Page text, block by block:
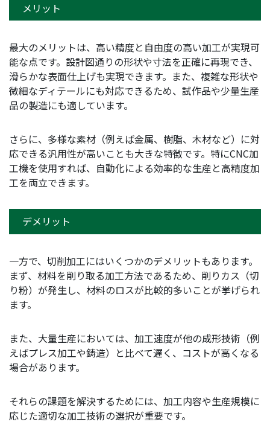
メリット
最大のメリットは、高い精度と自由度の高い加工が実現可
能な点です。設計図通りの形状や寸法を正確に再現でき、
滑らかな表面仕上げも実現できます。また、複雑な形状や
微細なディテールにも対応できるため、試作品や少量生産
品の製造にも適しています。
さらに、多様な素材（例えば金属、樹脂、木材など）に対
応できる汎用性が高いことも大きな特徴です。特にCNC加
工機を使用すれば、自動化による効率的な生産と高精度加
工を両立できます。
デメリット
一方で、切削加工にはいくつかのデメリットもあります。
まず、材料を削り取る加工方法であるため、削りカス（切
り粉）が発生し、材料のロスが比較的多いことが挙げられ
ます。
また、大量生産においては、加工速度が他の成形技術（例
えばプレス加工や鋳造）と比べて遅く、コストが高くなる
場合があります。
それらの課題を解決するためには、加工内容や生産規模に
応じた適切な加工技術の選択が重要です。